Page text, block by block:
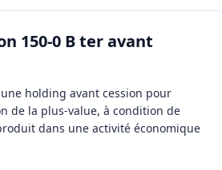
150-0 B ter avant
holding avant cession pour
de la plus-value, à condition de
dans une activité économique